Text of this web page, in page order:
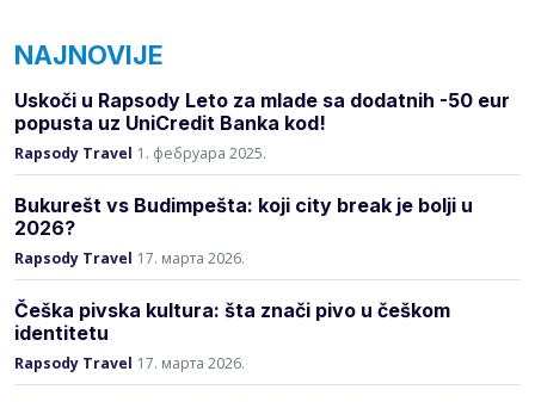
NAJNOVIJE
Uskoči u Rapsody Leto za mlade sa dodatnih -50 eur
popusta uz UniCredit Banka kod!
Rapsody Travel 1. фебруара 2025.
Bukurešt vs Budimpešta: koji city break je bolji u
2026?
Rapsody Travel 17. марта 2026.
Češka pivska kultura: šta znači pivo u češkom
identitetu
Rapsody Travel 17. марта 2026.